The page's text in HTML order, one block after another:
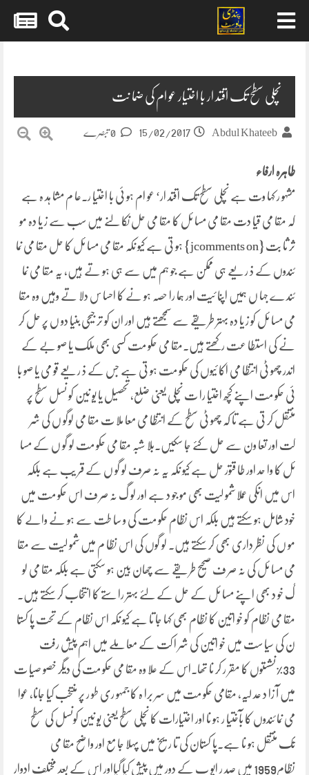
نچلی سطح تک اقتد ار با اختیار عو ام کی ضما نت
Abdul Khateeb
15/02/2017
طاہرہ ارفاء
مشہو ر کہا وت ہے نچلی سطح تک اقتد ار‘ عو ام ہو ئی با اختیا ر۔عا م مشا ہد ہ ہے
کہ مقا می قیا دت مقا می مسا ئل کا مقا می حل نکا لنے میں سب سے ز یا دہ مو
ثر ثا بت {jcomments on} ہو تی ہے کیو نکہ مقا می مسا ئل کا حل مقا می نما
ئندوں کے ذ ر یعے ہی ممکن ہے جو ہم میں سے ہی ہو تے ہیں، یہ مقا می نما
ئند ے جہا ں ہمیں اپنا ئیت اور ہما را حصہ ہو نے کا احسا س دلا تے وہیں وہ مقا
می مسا ئل کو ز یا دہ بہتر طر یقے سے سمجھتے ہیں اور ان کو تر جیحی بنیا دو ں پر حل کر
نے کی استطا عت رکھتے ہیں۔مقا می حکو مت کسی بھی ملک یا صو بے کے
اندر چھو ٹی انتظا می اکا ئیوں کی حکو مت ہو تی ہے جس کے ذ ر یعے قو می یا صو با
ئی حکو مت اپنے کچھ اختیا را ت نچلی یعنی ضلع، تحصیل یا یو نین کو نسل سطح پر
منتقل کر تی ہے تا کہ چھو ٹی سطح کے انتظا می معا ملا ت مقا می لوگو ں کی شر
کت اور تعا ون سے حل کئے جا سکیں۔بلا شبہ مقا می حکو مت لو گو ں کے مسا
ئل کا وا حد اور طا قتور حل ہے کیو نکہ یہ نہ صرف لو گو ں کے قر یب ہے بلکہ
اس میں انکی عملا شمو لیت بھی مو جو د ہے اور لو گ نہ صر ف اس حکو مت میں
خود شامل ہو سکتے ہیں بلکہ اس نظام حکو مت کی و سا طت سے ہو نے والے کا
مو ں کی نظر داری بھی کر سکتے ہیں۔ لو گوں کی اس نظا م میں شمو لیت سے مقا
می مسا ئل کی نہ صر ف صحیح طر یقے سے چھان بین ہو سکتی ہے بلکہ مقا می لو
گ خو د بھی اپنے مسا ئل کے حل کے لئے بہتر را ستے کا انتخاب کر سکتے ہیں۔
مقا می نظام کو خو اتین کا نظام بھی کہا جا تا ہے کیو نکہ اس نظام کے تحت پا کستا
ن کی سیا ست میں خو اتین کی شر ا کت کے معا ملے میں اہم پیش رفت
33%نشستوں کا مقر ر کر نا تھا۔اس کے علا وہ مقا می حکو مت کی دیگر خصو صیا ت
میں آ زا د عد لیہ، مقامی حکو مت میں سر برا ہ کا جمہو ری طو ر پر منتخب کیا جانا، عوا
می نما ئندوں کا بآختیا ر ہو نا اور اختیارات کا نچلی سطح یعنی یو نین کونسل کی سطح
تک منتقل ہو نا ہے۔پا کستان کی تا ریخ میں پہلا جا مع اور وا ضح مقا می
نظام1959 میں صد ر ایو ب کے دور میں پیش کیا گیااور اس کے بعد مختلف ادوار